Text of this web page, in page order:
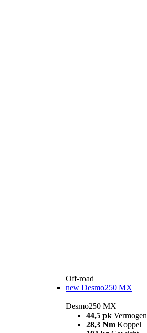
Off-road
new Desmo250 MX
Desmo250 MX
44,5 pk Vermogen
28,3 Nm Koppel